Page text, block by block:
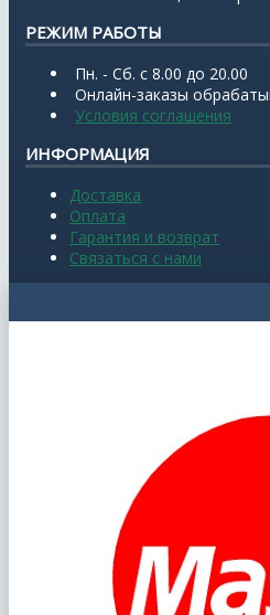
РЕЖИМ РАБОТЫ
Пн. - Сб. с 8.00 до 20.00
Онлайн-заказы
Условия соглашения
ИНФОРМАЦИЯ
Доставка
Оплата
Гарантия и возврат
Связаться с нами